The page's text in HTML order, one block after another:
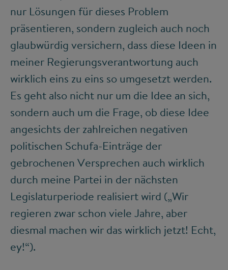
nur Lösungen für dieses Problem
präsentieren, sondern zugleich auch noch
glaubwürdig versichern, dass diese Ideen in
meiner Regierungsverantwortung auch
wirklich eins zu eins so umgesetzt werden.
Es geht also nicht nur um die Idee an sich,
sondern auch um die Frage, ob diese Idee
angesichts der zahlreichen negativen
politischen Schufa-Einträge der
gebrochenen Versprechen auch wirklich
durch meine Partei in der nächsten
Legislaturperiode realisiert wird („Wir
regieren zwar schon viele Jahre, aber
diesmal machen wir das wirklich jetzt! Echt,
ey!“).